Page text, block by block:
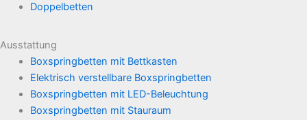
Doppelbetten
Ausstattung
Boxspringbetten mit Bettkasten
Elektrisch verstellbare Boxspringbetten
Boxspringbetten mit LED-Beleuchtung
Boxspringbetten mit Stauraum